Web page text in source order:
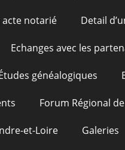
acte notarié Detail
Echanges avec les
généalogiques
Forum Régional de
et-Loire Galeries